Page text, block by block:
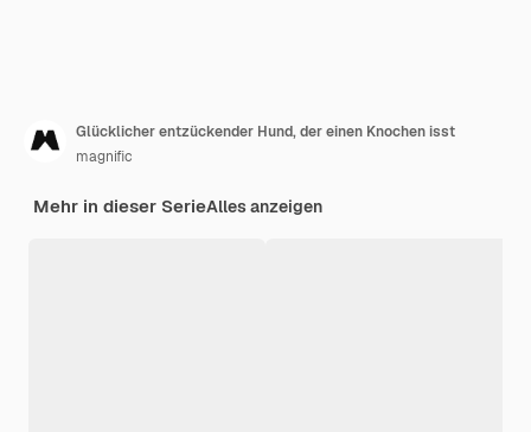
Glücklicher entzückender Hund, der einen Knochen isst
magnific
Mehr in dieser SerieAlles anzeigen